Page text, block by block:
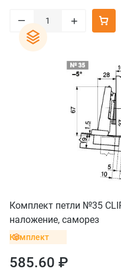
– +
Комплект петли №35
наложение, саморез
Комплект
585.60 ₽